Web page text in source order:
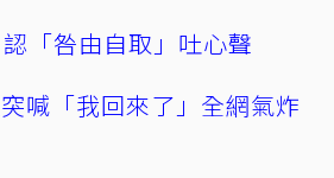
「咎由自取」吐心聲
喊「我回來了」全網氣炸